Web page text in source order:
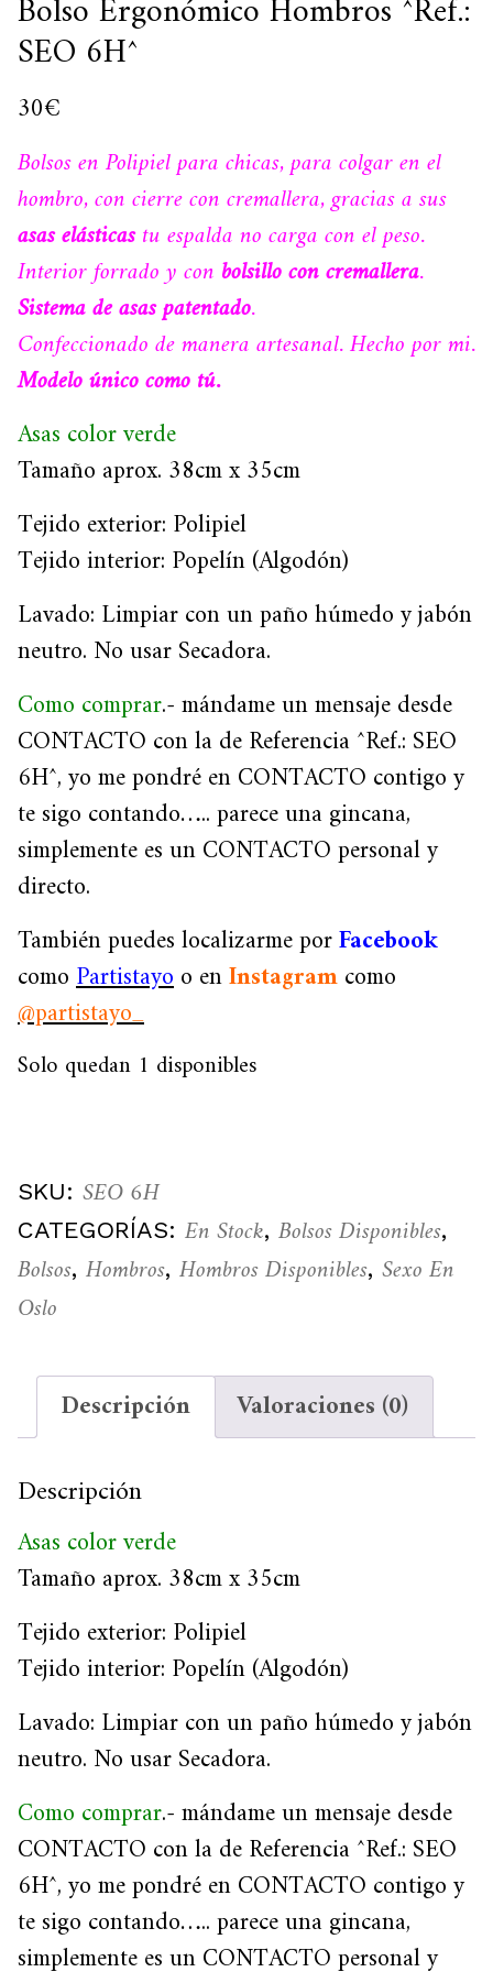
Bolso Ergonómico Hombros ^Ref.:
SEO 6H^
30€
Bolsos en Polipiel para chicas, para colgar en el
hombro, con cierre con cremallera, gracias a sus
asas elásticastu espalda no carga con el peso.
Interior forrado y con bolsillo con cremallera.
Sistema de asas patentado.
Confeccionado de manera artesanal. Hecho por mi.
Modelo único como tú.
Asas color verde
Tamaño aprox. 38cm x 35cm
Tejido exterior: Polipiel
Tejido interior: Popelín (Algodón)
Lavado: Limpiar con un paño húmedo y jabón
neutro. No usar Secadora.
Como comprar.- mándame un mensaje desde
CONTACTO con la de Referencia ^Ref.: SEO
6H^, yo me pondré en CONTACTO contigo y
te sigo contando….. parece una gincana,
simplemente es un CONTACTO personal y
directo.
También puedes localizarme porFacebook
comoPartistayoo enInstagramcomo
@partistayo_
Solo quedan 1 disponibles
SKU: SEO 6H
CATEGORÍAS: En Stock, Bolsos Disponibles,
Bolsos, Hombros, Hombros Disponibles, Sexo En
Oslo
Descripción Valoraciones (0)
Descripción
Asas color verde
Tamaño aprox. 38cm x 35cm
Tejido exterior: Polipiel
Tejido interior: Popelín (Algodón)
Lavado: Limpiar con un paño húmedo y jabón
neutro. No usar Secadora.
Como comprar.- mándame un mensaje desde
CONTACTO con la de Referencia ^Ref.: SEO
6H^, yo me pondré en CONTACTO contigo y
te sigo contando….. parece una gincana,
simplemente es un CONTACTO personal y